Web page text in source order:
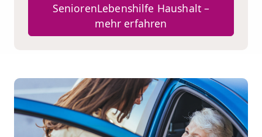
SeniorenLebenshilfe Haushalt –
mehr erfahren